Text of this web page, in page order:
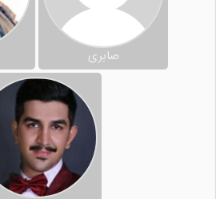
صابری